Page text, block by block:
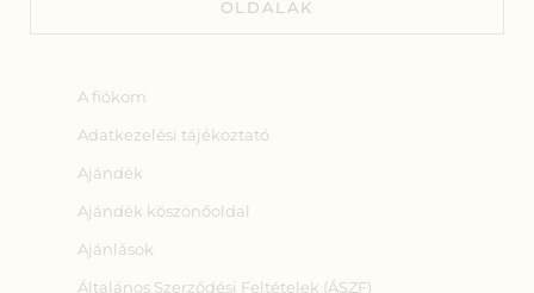
OLDALAK
A fiókom
Adatkezelési tájékoztató
Ajándék
Ajándék köszönőoldal
Ajánlások
Általános Szerződési Feltételek (ÁSZF)